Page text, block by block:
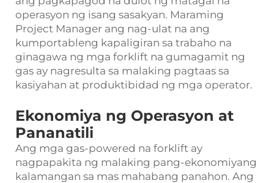
operasyon ng isang sasakyan. Maraming
Project Manager ang nag-ulat na ang
kumportableng kapaligiran sa trabaho na
ginagawa ng mga forklift na gumagamit ng
gas ay nagresulta sa malaking pagtaas sa
kasiyahan at produktibidad ng mga operator.
Ekonomiya ng Operasyon at
Pananatili
Ang mga gas-powered na forklift ay
nagpapakita ng malaking pang-ekonomiyang
kalamangan sa mas mahabang panahon. Ang